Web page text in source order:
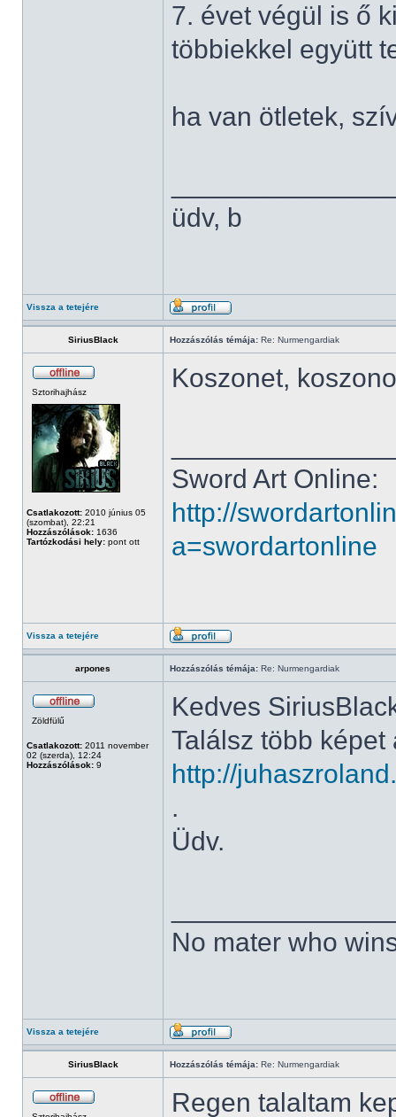
7. évet végül is ő
többiekkel együtt
ha van ötletek,
üdv, b
Vissza a tetejére
SiriusBlack Hozzászólás témája: Re: Nurmengardiak
Sztorihajhász
Csatlakozott: 2010 június 05
(szombat), 22:21
Hozzászólások: 1636
Tartózkodási hely: pont ott
Koszonet,
Sword Art Online:
http://
a=swordartonline
Vissza a tetejére
arpones Hozzászólás témája: Re: Nurmengardiak
Zöldfülű
Csatlakozott: 2011 november
02 (szerda), 12:24
Hozzászólások: 9
Kedves
Találsz több
http://
.
Üdv.
No mater who
Vissza a tetejére
SiriusBlack Hozzászólás témája: Re: Nurmengardiak
Regen talaltam